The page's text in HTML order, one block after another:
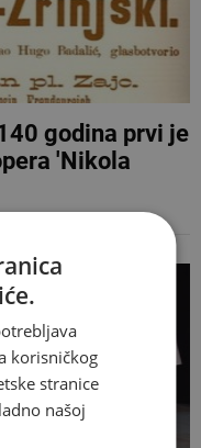
godina prvi je
'Nikola
korisničkog
stranice
našoj